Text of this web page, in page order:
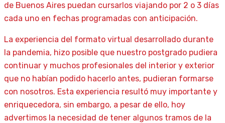
de Buenos Aires puedan cursarlos viajando por 2 o 3 días
cada uno en fechas programadas con anticipación.
La experiencia del formato virtual desarrollado durante
la pandemia, hizo posible que nuestro postgrado pudiera
continuar y muchos profesionales del interior y exterior
que no habían podido hacerlo antes, pudieran formarse
con nosotros. Esta experiencia resultó muy importante y
enriquecedora, sin embargo, a pesar de ello, hoy
advertimos la necesidad de tener algunos tramos de la